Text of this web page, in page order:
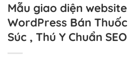
Mẫu giao diện
WordPress Bán
Súc , Thú Y Chuẩn SEO